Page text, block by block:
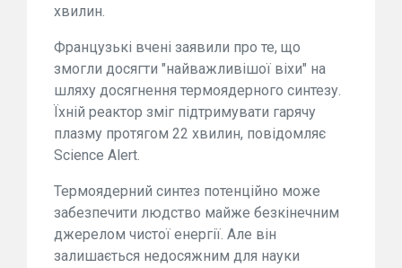
хвилин.
Французькі вчені заявили про те, що
змогли досягти "найважливішої віхи" на
шляху досягнення термоядерного синтезу.
Їхній реактор зміг підтримувати гарячу
плазму протягом 22 хвилин, повідомляє
Science Alert.
Термоядерний синтез потенційно може
забезпечити людство майже безкінечним
джерелом чистої енергії. Але він
залишається недосяжним для науки